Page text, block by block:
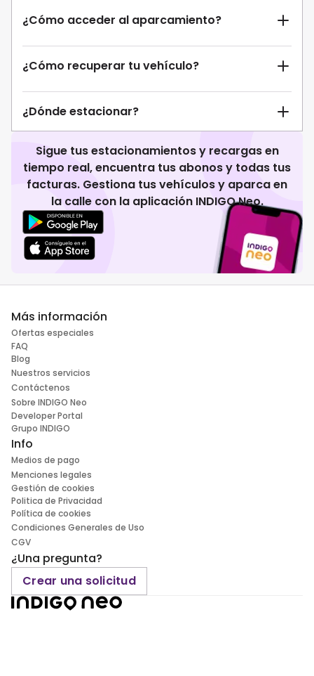
¿Cómo acceder al aparcamiento?
¿Cómo recuperar tu vehículo?
¿Dónde estacionar?
Sigue tus estacionamientos y recargas en
tiempo real, encuentra tus abonos y todas tus
facturas. Gestiona tus vehículos y aparca en
la calle con la aplicación INDIGO Neo.
Más información
Ofertas especiales
FAQ
Blog
Nuestros servicios
Contáctenos
Sobre INDIGO Neo
Developer Portal
Grupo INDIGO
Info
Medios de pago
Menciones legales
Gestión de cookies
Politica de Privacidad
Política de cookies
Condiciones Generales de Uso
CGV
¿Una pregunta?
Crear una solicitud